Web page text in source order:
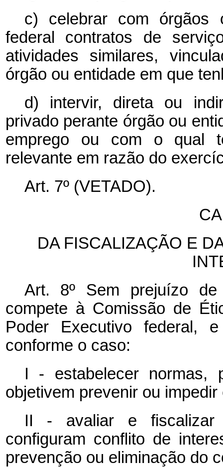
c) celebrar com órgãos
federal contratos de
atividades similares,
órgão ou entidade em que
d) intervir, direta ou
privado perante órgão ou
emprego ou com o qual
relevante em razão do
Art. 7º (VETADO).
DA FISCALIZAÇÃO E
Art. 8º Sem prejuízo de
compete à Comissão de
Poder Executivo federal,
conforme o caso:
I - estabelecer normas,
objetivem prevenir ou
II - avaliar e fiscalizar
configuram conflito de
prevenção ou eliminação do